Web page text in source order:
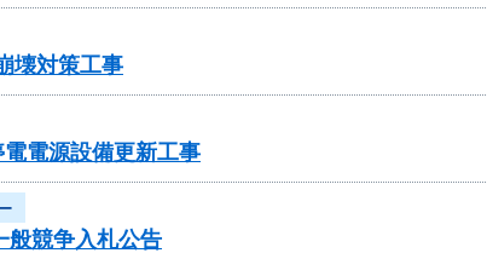
壊対策工事
電源設備更新工事
般競争入札公告